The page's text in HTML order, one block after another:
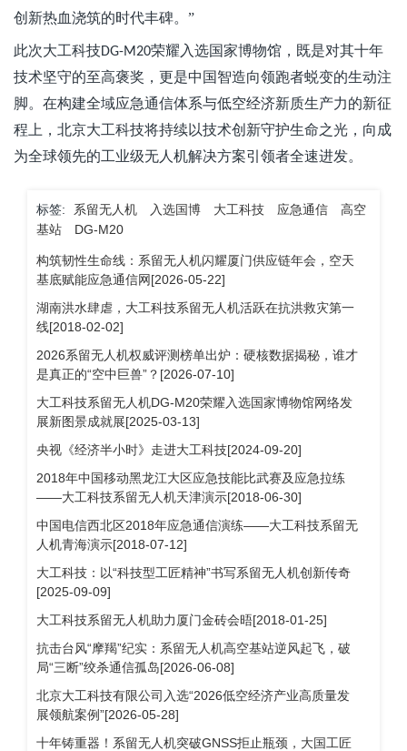
创新热血浇筑的时代丰碑。”
此次大工科技DG-M20荣耀入选国家博物馆，既是对其十年
技术坚守的至高褒奖，更是中国智造向领跑者蜕变的生动注
脚。在构建全域应急通信体系与低空经济新质生产力的新征
程上，北京大工科技将持续以技术创新守护生命之光，向成
为全球领先的工业级无人机解决方案引领者全速进发。
标签: 系留无人机 入选国博 大工科技 应急通信
高空
基站
DG-M20
构筑韧性生命线：系留无人机闪耀厦门供应链年会，空天
基底赋能应急通信网[2026-05-22]
湖南洪水肆虐，大工科技系留无人机活跃在抗洪救灾第一
线[2018-02-02]
2026系留无人机权威评测榜单出炉：硬核数据揭秘，谁才
是真正的“空中巨兽”？[2026-07-10]
大工科技系留无人机DG-M20荣耀入选国家博物馆网络发
展新图景成就展[2025-03-13]
央视《经济半小时》走进大工科技[2024-09-20]
2018年中国移动黑龙江大区应急技能比武赛及应急拉练
——大工科技系留无人机天津演示[2018-06-30]
中国电信西北区2018年应急通信演练——大工科技系留无
人机青海演示[2018-07-12]
大工科技：以“科技型工匠精神”书写系留无人机创新传奇
[2025-09-09]
大工科技系留无人机助力厦门金砖会晤[2018-01-25]
抗击台风“摩羯”纪实：系留无人机高空基站逆风起飞，破
局“三断”绞杀通信孤岛[2026-06-08]
北京大工科技有限公司入选“2026低空经济产业高质量发
展领航案例”[2026-05-28]
十年铸重器！系留无人机突破GNSS拒止瓶颈，大国工匠